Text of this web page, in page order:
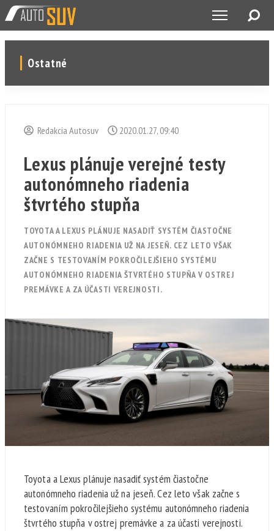
Ostatné
Redakcia Autosuv 2020.01.27, 09:40
Lexus plánuje verejné testy
autonómneho riadenia
štvrtého stupňa
TOYOTA A LEXUS PLÁNUJE NASADIŤ SYSTÉM ČIASTOČNE
AUTONÓMNEHO RIADENIA UŽ NA JESEŇ. CEZ LETO VŠAK
ZAČNE S TESTOVANÍM POKROČILEJŠIEHO SYSTÉMU
AUTONÓMNEHO RIADENIA ŠTVRTÉHO STUPŇA V OSTREJ
PREMÁVKE A ZA ÚČASTI VEREJNOSTI.
Toyota a Lexus plánuje nasadiť systém čiastočne
autonómneho riadenia už na jeseň. Cez leto však začne s
testovaním pokročilejšieho systému autonómneho riadenia
štvrtého stupňa v ostrej premávke a za účasti verejnosti.